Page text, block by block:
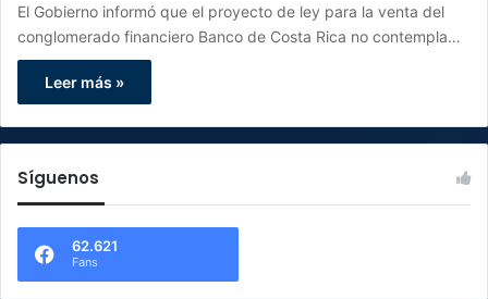
El Gobierno informó que el proyecto de ley para la venta del
conglomerado financiero Banco de Costa Rica no contempla…
Leer más »
Síguenos
62.621
Fans